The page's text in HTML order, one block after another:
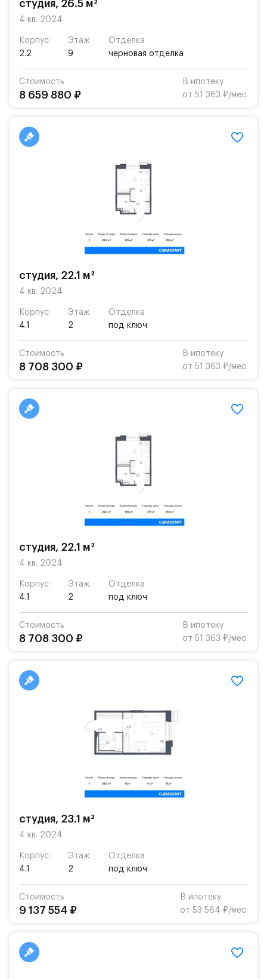
студия, 26.5 м²
4 кв. 2024
Корпус
2.2
Этаж
9
Отделка
черновая отделка
Стоимость
8 659 880 ₽
В ипотеку
от 51 363 ₽/мес.
студия, 22.1 м²
4 кв. 2024
Корпус
4.1
Этаж
2
Отделка
под ключ
Стоимость
8 708 300 ₽
В ипотеку
от 51 363 ₽/мес.
студия, 22.1 м²
4 кв. 2024
Корпус
4.1
Этаж
2
Отделка
под ключ
Стоимость
8 708 300 ₽
В ипотеку
от 51 363 ₽/мес.
студия, 23.1 м²
4 кв. 2024
Корпус
4.1
Этаж
2
Отделка
под ключ
Стоимость
9 137 554 ₽
В ипотеку
от 53 564 ₽/мес.